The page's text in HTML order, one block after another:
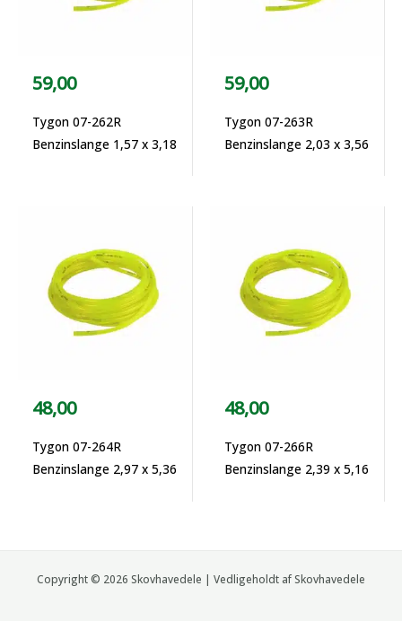
59,00
Tygon 07-262R
Benzinslange 1,57 x 3,18
59,00
Tygon 07-263R
Benzinslange 2,03 x 3,56
48,00
Tygon 07-264R
Benzinslange 2,97 x 5,36
48,00
Tygon 07-266R
Benzinslange 2,39 x 5,16
Copyright © 2026 Skovhavedele | Vedligeholdt af Skovhavedele